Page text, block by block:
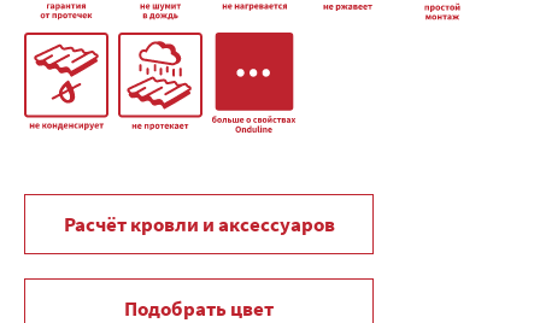
Расчёт кровли и аксессуаров
Подобрать цвет